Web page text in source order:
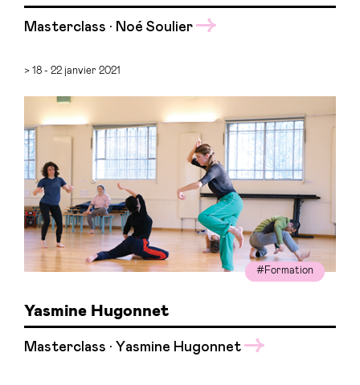
Masterclass · Noé Soulier
> 18 - 22 janvier 2021
#Formation
Yasmine Hugonnet
Masterclass · Yasmine Hugonnet